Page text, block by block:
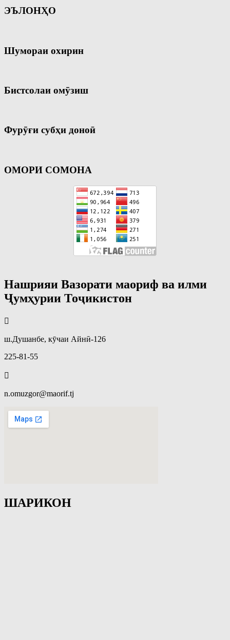
ЭЪЛОНҲО
Шумораи охирин
Бистсолаи омӯзиш
Фурӯғи субҳи доноӣ
ОМОРИ СОМОНА
Нашрияи Вазорати маориф ва илми
Ҷумҳурии Тоҷикистон
ш.Душанбе, кӯчаи Айнӣ-126
225-81-55
n.omuzgor@maorif.tj
ШАРИКОН